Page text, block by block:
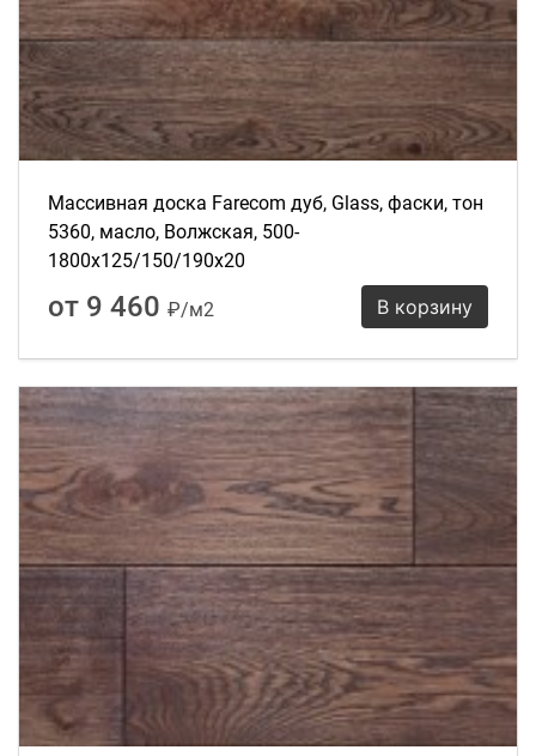
Массивная доска Farecom дуб, Glass, фаски, тон
5360, масло, Волжская, 500-
1800х125/150/190х20
от 9 460 ₽/м2 В корзину